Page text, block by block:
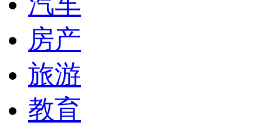
房产
旅游
教育